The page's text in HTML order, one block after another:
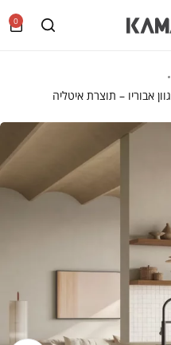
0
אבוריו – תוצרת איטליה